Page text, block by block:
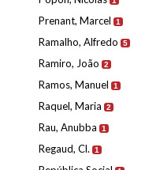
Prenant, Marcel 1
Ramalho, Alfredo 5
Ramiro, João 2
Ramos, Manuel 1
Raquel, Maria 2
Rau, Anubba 1
Regaud, Cl. 1